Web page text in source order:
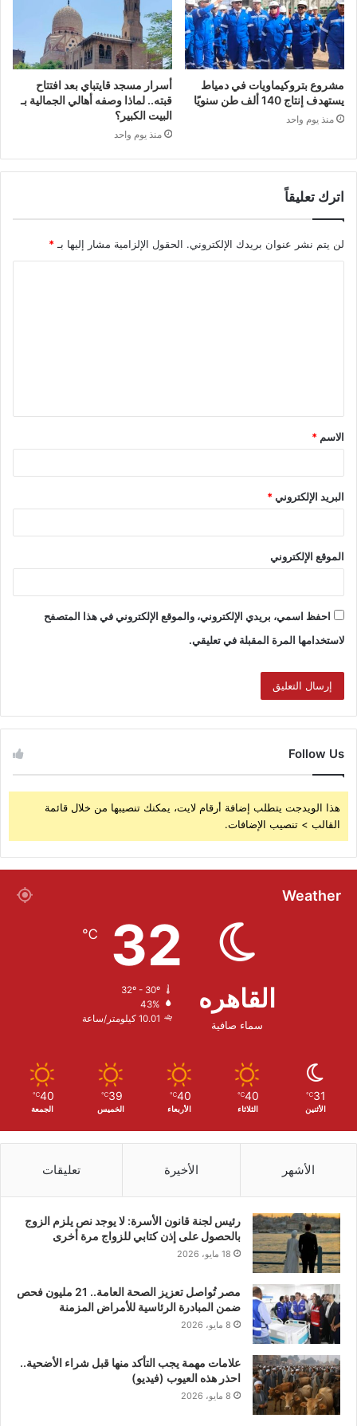
مشروع بتروكيماويات في دمياط
يستهدف إنتاج 140 ألف طن سنويًا
منذ يوم واحد
أسرار مسجد قايتباي بعد افتتاح
قبته.. لماذا وصفه أهالي الجمالية بـ
البيت الكبير؟
منذ يوم واحد
اترك تعليقاً
لن يتم نشر عنوان بريدك الإلكتروني. الحقول الإلزامية مشار إليها بـ*
الاسم *
البريد الإلكتروني*
الموقع الإلكتروني
احفظ اسمي، بريدي الإلكتروني، والموقع الإلكتروني في هذا المتصفح
لاستخدامها المرة المقبلة في تعليقي.
Follow Us
هذا الويدجت يتطلب إضافة أرقام لايت، يمكنك تنصيبها من خلال قائمة
القالب > تنصيب الإضافات.
Weather
القاهره
سماء صافية
32
℃
32º - 30º
43%
10.01 كيلومتر/ساعة
31
℃
الأثنين
40
℃
الثلاثاء
40
℃
الأربعاء
39
℃
الخميس
40
℃
الجمعة
الأشهر الأخيرة تعليقات
رئيس لجنة قانون الأسرة: لا يوجد نص يلزم الزوج
بالحصول على إذن كتابي للزواج مرة أخرى
18 مايو، 2026
مصر تُواصل تعزيز الصحة العامة.. 21 مليون فحص
ضمن المبادرة الرئاسية للأمراض المزمنة
8 مايو، 2026
علامات مهمة يجب التأكد منها قبل شراء الأضحية..
احذر هذه العيوب (فيديو)
8 مايو، 2026